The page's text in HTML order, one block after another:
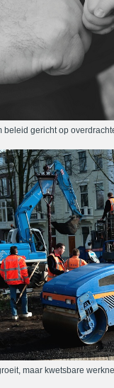
beleid gericht op
maar kwetsbare